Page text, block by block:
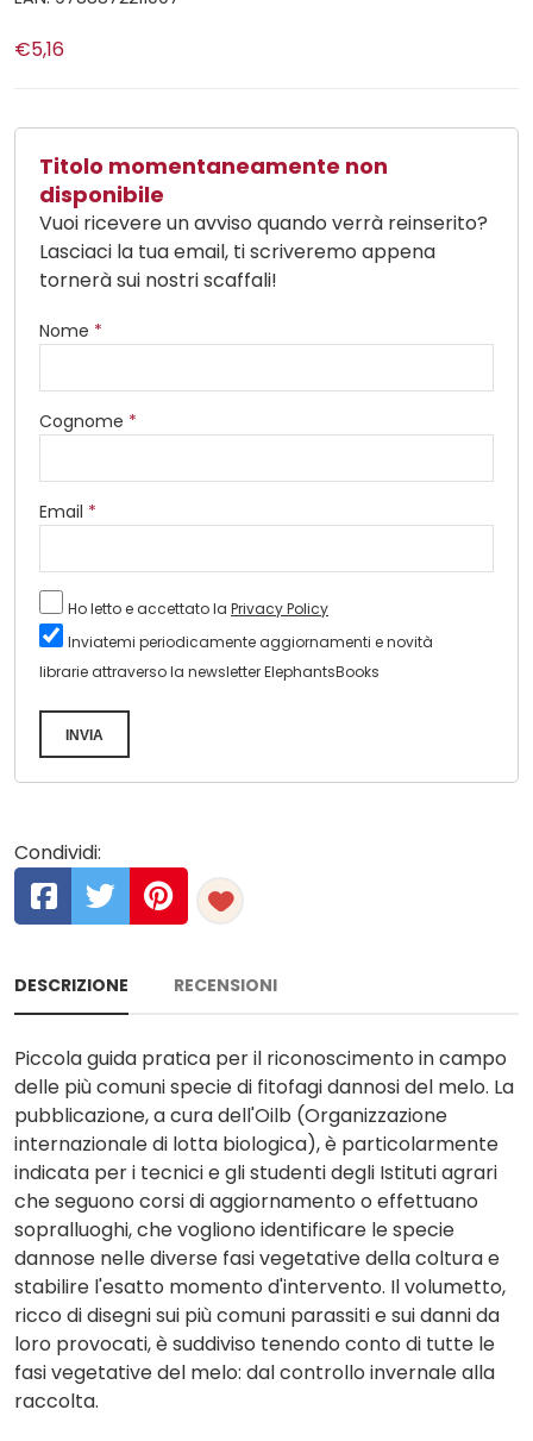
€5,16
Titolo momentaneamente non
disponibile
Vuoi ricevere un avviso quando verrà reinserito?
Lasciaci la tua email, ti scriveremo appena
tornerà sui nostri scaffali!
Nome *
Cognome *
Email *
Ho letto e accettato la Privacy Policy
Inviatemi periodicamente aggiornamenti e novità
librarie attraverso la newsletter ElephantsBooks
INVIA
Condividi:
DESCRIZIONE RECENSIONI
Piccola guida pratica per il riconoscimento in campo
delle più comuni specie di fitofagi dannosi del melo. La
pubblicazione, a cura dell'Oilb (Organizzazione
internazionale di lotta biologica), è particolarmente
indicata per i tecnici e gli studenti degli Istituti agrari
che seguono corsi di aggiornamento o effettuano
sopralluoghi, che vogliono identificare le specie
dannose nelle diverse fasi vegetative della coltura e
stabilire l'esatto momento d'intervento. Il volumetto,
ricco di disegni sui più comuni parassiti e sui danni da
loro provocati, è suddiviso tenendo conto di tutte le
fasi vegetative del melo: dal controllo invernale alla
raccolta.